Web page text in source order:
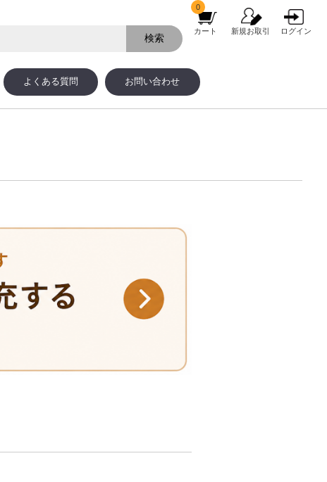
0
カート 新規お取引 ログイン
よくある質問 お問い合わせ